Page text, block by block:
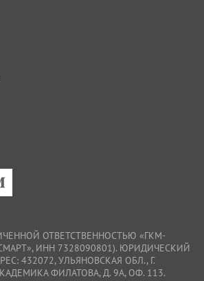
ОТВЕТСТВЕННОСТЬЮ «ГКМ-
ИНН 7328090801). ЮРИДИЧЕСКИЙ
432072, УЛЬЯНОВСКАЯ ОБЛ., Г.
ФИЛАТОВА, Д. 9А, ОФ. 113.